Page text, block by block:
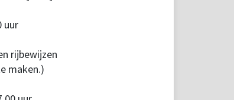
uur
rijbewijzen
maken.)